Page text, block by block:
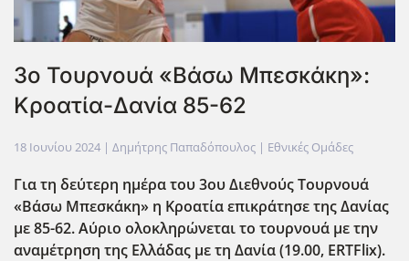
3ο Τουρνουά «Βάσω Μπεσκάκη»:
Κροατία-Δανία 85-62
18 Ιουνίου 2024 | Δημήτρης Παπαδόπουλος | Εθνικές Ομάδες
Για τη δεύτερη ημέρα του 3ου Διεθνούς Τουρνουά
«Βάσω Μπεσκάκη» η Κροατία επικράτησε της Δανίας
με 85-62. Αύριο ολοκληρώνεται το τουρνουά με την
αναμέτρηση της Ελλάδας με τη Δανία (19.00, ERTFlix).